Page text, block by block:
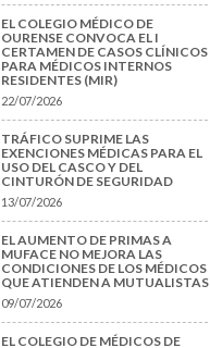
EL COLEGIO MÉDICO DE
OURENSE CONVOCA EL I
CERTAMEN DE CASOS CLÍNICOS
PARA MÉDICOS INTERNOS
RESIDENTES (MIR)
22/07/2026
TRÁFICO SUPRIME LAS
EXENCIONES MÉDICAS PARA EL
USO DEL CASCO Y DEL
CINTURÓN DE SEGURIDAD
13/07/2026
EL AUMENTO DE PRIMAS A
MUFACE NO MEJORA LAS
CONDICIONES DE LOS MÉDICOS
QUE ATIENDEN A MUTUALISTAS
09/07/2026
EL COLEGIO DE MÉDICOS DE